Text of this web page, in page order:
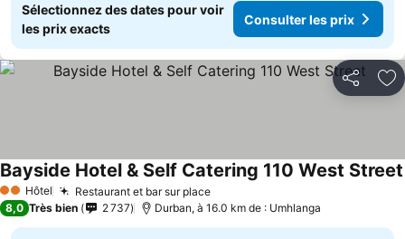
Sélectionnez des dates pour voir
les prix exacts
Consulter les prix
Partager
2 Étoiles
Hôtel Restaurant et bar sur place
Bayside Hotel & Self Catering 110 West Street
8,0 Très bien 2 737 Durban, à 16.0 km de : Umhlanga